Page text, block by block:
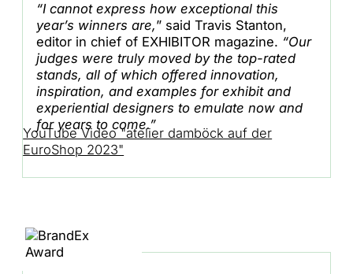
“I cannot express how exceptional this
year’s winners are,” said Travis Stanton,
editor in chief of EXHIBITOR magazine. “Our
judges were truly moved by the top-rated
stands, all of which offered innovation,
inspiration, and examples for exhibit and
experiential designers to emulate now and
for years to come.”
YouTube Video "atelier damböck auf der
EuroShop 2023"